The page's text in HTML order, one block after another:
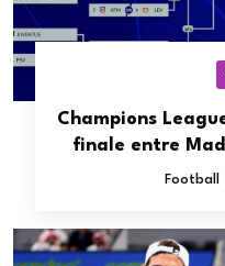
Champions
finale entre
Football